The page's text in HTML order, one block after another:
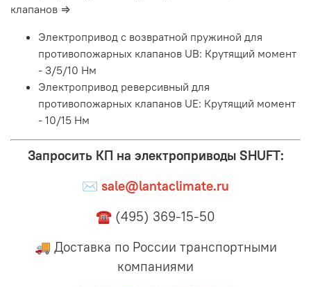
клапанов ⇒
Электропривод с возвратной пружиной для
противопожарных клапанов UB: Крутящий момент
- 3/5/10 Нм
Электропривод реверсивный для
противопожарных клапанов UE: Крутящий момент
- 10/15 Нм
Запросить КП на электроприводы SHUFT:
✉ sale@lantaclimate.ru
☎ (495) 369-15-50
🚚 Доставка по России транспортными
компаниями